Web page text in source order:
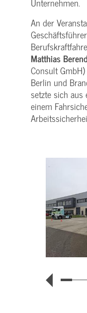
An der
Geschäftsführer
Matthias
Consult
Berlin und
setzte sich aus
einem